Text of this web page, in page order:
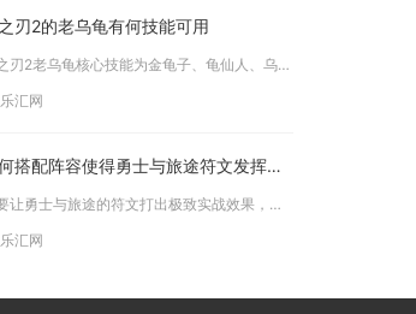
刃2的老乌龟有何技能可用
影之刃2老乌龟核心技能为金龟子、龟仙人、乌龟蛋与奥义龟派气功，主打毒系持续伤害，兼具远程消耗、空中机动、霸体反击与大范围...
乐汇网
如何搭配阵容使得勇士与旅途符文发挥出最强效果
想要让勇士与旅途的符文打出极致实战效果，最优选择是组建须佐之男、惠比寿、盖亚的标准国家队，按照输出破甲、辅助保命、奶妈增...
乐汇网